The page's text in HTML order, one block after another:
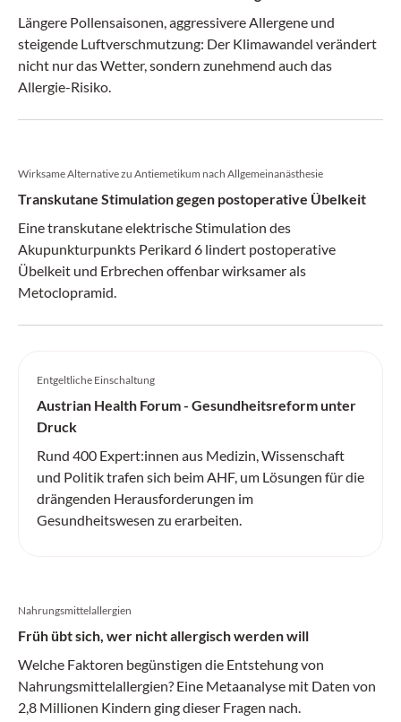
Längere Pollensaisonen, aggressivere Allergene und
steigende Luftverschmutzung: Der Klimawandel verändert
nicht nur das Wetter, sondern zunehmend auch das
Allergie-Risiko.
Wirksame Alternative zu Antiemetikum nach Allgemeinanästhesie
Transkutane Stimulation gegen postoperative Übelkeit
Eine transkutane elektrische Stimulation des
Akupunkturpunkts Perikard 6 lindert postoperative
Übelkeit und Erbrechen offenbar wirksamer als
Metoclopramid.
Entgeltliche Einschaltung
Austrian Health Forum - Gesundheitsreform unter
Druck
Rund 400 Expert:innen aus Medizin, Wissenschaft
und Politik trafen sich beim AHF, um Lösungen für die
drängenden Herausforderungen im
Gesundheitswesen zu erarbeiten.
Nahrungsmittel­allergien
Früh übt sich, wer nicht allergisch werden will
Welche Faktoren begünstigen die Entstehung von
Nahrungsmittelallergien? Eine Metaanalyse mit Daten von
2,8 Millionen Kindern ging dieser Fragen nach.